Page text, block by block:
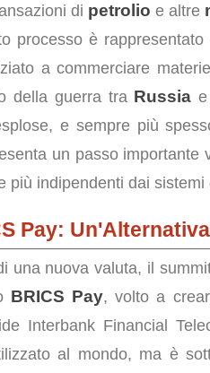
di petrolio e altre
processo è
a commerciare
della guerra tra Russia e
e sempre più
un passo importante
più indipendenti dai
Pay:
una nuova valuta, il
BRICS Pay, volto a
Interbank Financial
al mondo, ma è